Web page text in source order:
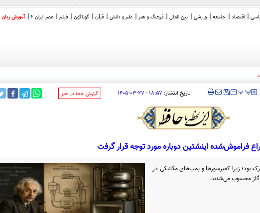
اقتصاد جامعه ورزشی بین الملل فرهنگ و هنر علم و دانش قرآن گوناگون فیلم عصر ایران 2 آموزش زبان
‍‍‍ پپ تاریخ انتشار: ۱۸:۵۷ - ۲۷-۰۳-۱۴۰۵ ‌گزارش خطا در خبر
فراموش‌شده اینشتین دوباره مورد توجه قرار گرفت
زیرا کمپرسورها و پمپ‌های مکانیکی در
گاز محسوب می‌شدند.